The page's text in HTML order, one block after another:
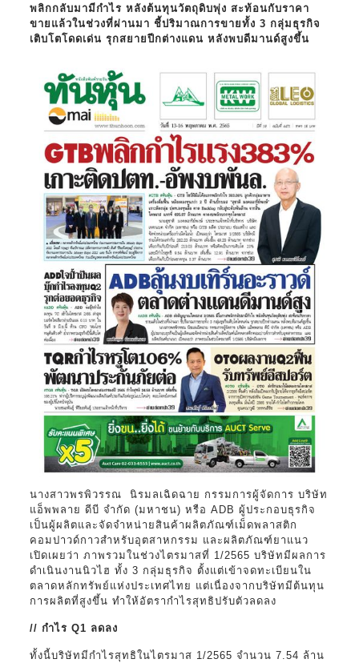
พลิกกลับมามีกำไร หลังต้นทุนวัตถุดิบพุ่ง สะท้อนกับราคา
ขายแล้วในช่วงที่ผ่านมา ชี้ปริมาณการขายทั้ง 3 กลุ่มธุรกิจ
เติบโตโดดเด่น รุกสยายปีกต่างแดน หลังพบดีมานด์สูงขึ้น
นางสาวพรพิวรรณ นิรมลเฉิดฉาย กรรมการผู้จัดการ บริษัท
แอ็พพลาย ดีบี จำกัด (มหาชน) หรือ ADB ผู้ประกอบธุรกิจ
เป็นผู้ผลิตและจัดจำหน่ายสินค้าผลิตภัณฑ์เม็ดพลาสติก
คอมปาวด์กาวสำหรับอุตสาหกรรม และผลิตภัณฑ์ยาแนว
เปิดเผยว่า ภาพรวมในช่วงไตรมาสที่ 1/2565 บริษัทมีผลการ
ดำเนินงานนิวไฮ ทั้ง 3 กลุ่มธุรกิจ ตั้งแต่เข้าจดทะเบียนใน
ตลาดหลักทรัพย์แห่งประเทศไทย แต่เนื่องจากบริษัทมีต้นทุน
การผลิตที่สูงขึ้น ทำให้อัตรากำไรสุทธิปรับตัวลดลง
// กำไร Q1 ลดลง
ทั้งนี้บริษัทมีกำไรสุทธิในไตรมาส 1/2565 จำนวน 7.54 ล้าน